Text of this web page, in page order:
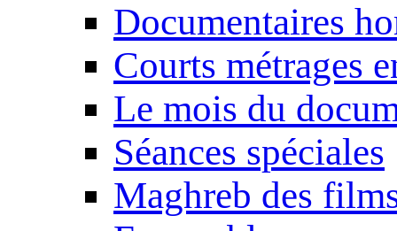
Documentaires
Courts métrages
Le mois du
Séances spéciales
Maghreb des